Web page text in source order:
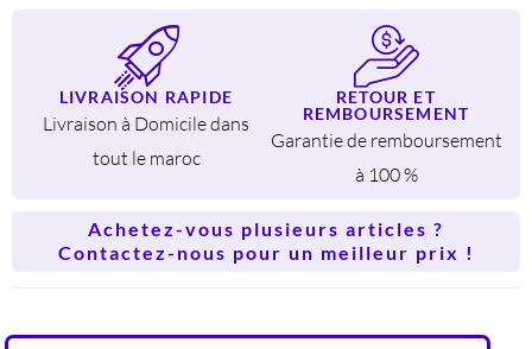
LIVRAISON RAPIDE
Livraison à Domicile dans
tout le maroc
RETOUR ET
REMBOURSEMENT
Garantie de remboursement
à 100 %
Achetez-vous plusieurs articles ?
Contactez-nous pour un meilleur prix !